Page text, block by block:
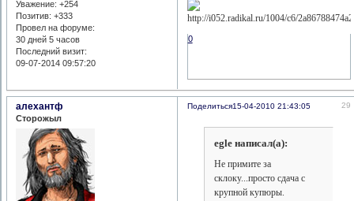
Уважение: +254
Позитив: +333
Провел на форуме:
30 дней 5 часов
Последний визит:
09-07-2014 09:57:20
0
Поделиться 29
15-04-2010 21:43:05
алехантф
Сторожыл
egle написал(а):
Не примите за
склоку...просто сдача с
крупной купюры.